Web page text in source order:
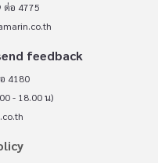
ต่อ 4775
feedback
4180
- 18.00 น)